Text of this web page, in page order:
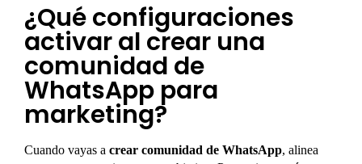
¿Qué configuraciones
activar al crear una
comunidad de
WhatsApp para
marketing?
Cuando vayas a crear comunidad de WhatsApp, alinea